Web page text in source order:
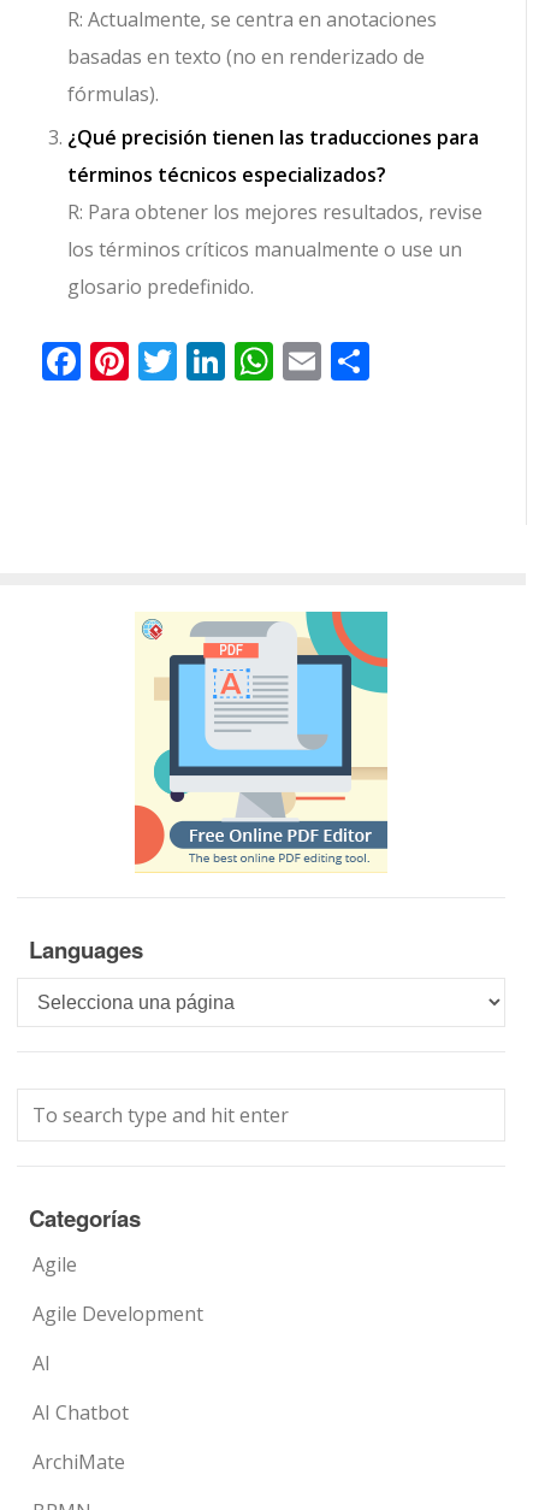
R: Actualmente, se centra en anotaciones
basadas en texto (no en renderizado de
fórmulas).
¿Qué precisión tienen las traducciones para
términos técnicos especializados?
R: Para obtener los mejores resultados, revise
los términos críticos manualmente o use un
glosario predefinido.
Facebook
Pinterest
Twitter
LinkedIn
WhatsApp
Email
Languages
Languages
Categorías
Agile
Agile Development
AI
AI Chatbot
ArchiMate